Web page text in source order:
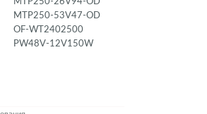
MTP250-53V47-OD
OF-WT2402500
PW48V-12V150W